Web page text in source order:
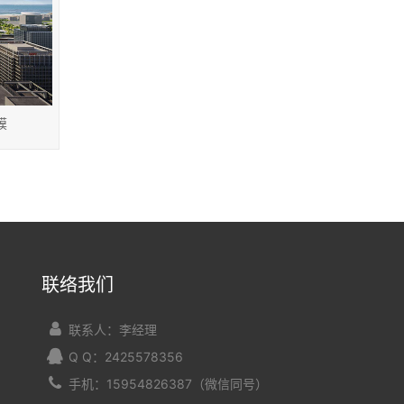
联络我们
联系人：李经理
Q Q：2425578356
手机：15954826387（微信同号）